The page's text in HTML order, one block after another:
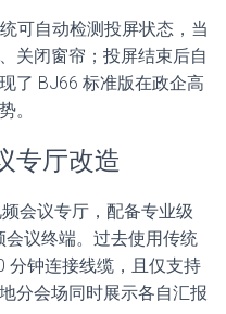
可自动检测投屏状态，当
关闭窗帘；投屏结束后自
了 BJ66 标准版在政企高
。
专厅改造
会议专厅，配备专业级
议终端。过去使用传统
分钟连接线缆，且仅支持
分会场同时展示各自汇报